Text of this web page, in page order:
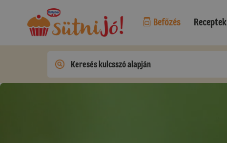
Befőzés Receptek